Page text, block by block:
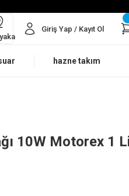
Giriş Yap / Kayıt Ol
hazne takım
10W Motorex 1